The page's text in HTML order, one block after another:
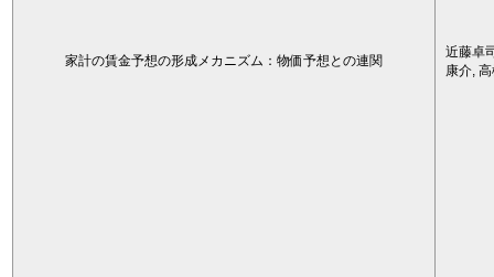
家計の賃金予想の形成メカニズム：物価予想との連関
近藤卓
康介,